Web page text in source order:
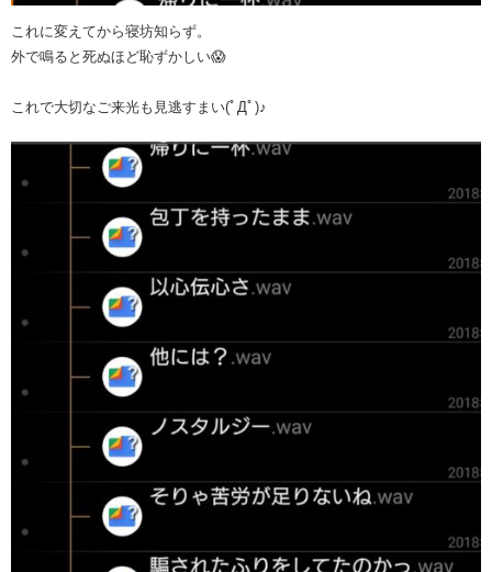
これに変えてから寝坊知らず。
外で鳴ると死ぬほど恥ずかしい😱
これで大切なご来光も見逃すまい(ﾟДﾟ)♪